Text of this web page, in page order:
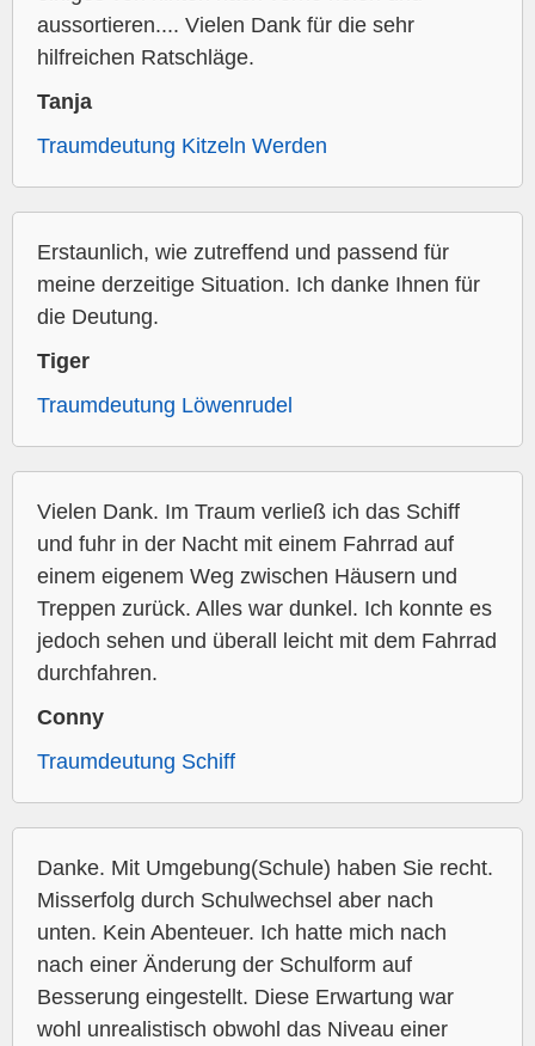
aussortieren.... Vielen Dank für die sehr
hilfreichen Ratschläge.
Tanja
Traumdeutung Kitzeln Werden
Erstaunlich, wie zutreffend und passend für
meine derzeitige Situation. Ich danke Ihnen für
die Deutung.
Tiger
Traumdeutung Löwenrudel
Vielen Dank. Im Traum verließ ich das Schiff
und fuhr in der Nacht mit einem Fahrrad auf
einem eigenem Weg zwischen Häusern und
Treppen zurück. Alles war dunkel. Ich konnte es
jedoch sehen und überall leicht mit dem Fahrrad
durchfahren.
Conny
Traumdeutung Schiff
Danke. Mit Umgebung(Schule) haben Sie recht.
Misserfolg durch Schulwechsel aber nach
unten. Kein Abenteuer. Ich hatte mich nach
nach einer Änderung der Schulform auf
Besserung eingestellt. Diese Erwartung war
wohl unrealistisch obwohl das Niveau einer